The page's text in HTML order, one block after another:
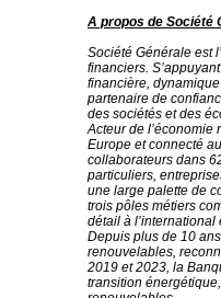
A propos de Société
Société Générale est
financiers.
financière,
partenaire de
des sociétés et des
Acteur de
Europe et connecté
collaborateurs dans
particuliers,
une large palette de
trois pôles métiers
détail à
Depuis plus de 10
renouvelables,
2019 et 2023, la
transition